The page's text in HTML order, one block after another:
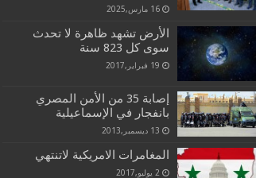
16 مارس,2025
الأرض تشهد ظاهرة لا تحدث
سوى كل 823 سنة
19 فبراير,2017
إصابة 35 من الأمن المصري
بانفجار في الإسماعيلية
13 ديسمبر,2013
المغامرات الامريكية لاتنتهي
2 يوليو,2017